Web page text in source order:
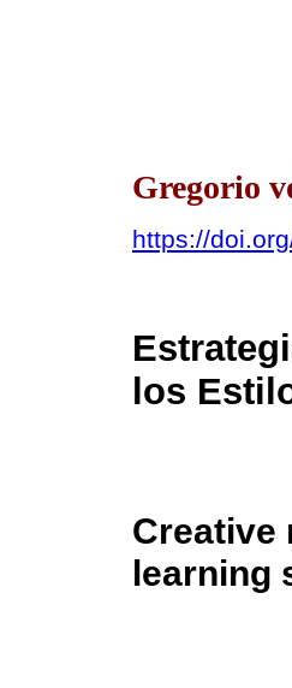
Gregorio
https://
los
Creative
learning